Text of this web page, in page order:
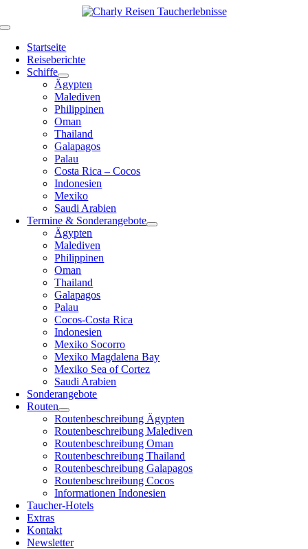
Inhalt
Toggle
NavigationStartseite
Reiseberichte
Schiffe
Ägypten
Malediven
Philippinen
Oman
Thailand
Galapagos
Palau
Costa Rica – Cocos
Indonesien
Mexiko
Saudi Arabien
Termine & Sonderangebote
Ägypten
Malediven
Philippinen
Oman
Thailand
Galapagos
Palau
Cocos-Costa Rica
Indonesien
Mexiko Socorro
Mexiko Magdalena Bay
Mexiko Sea of Cortez
Saudi Arabien
Sonderangebote
Routen
Routenbeschreibung Ägypten
Routenbeschreibung Malediven
Routenbeschreibung Oman
Routenbeschreibung Thailand
Routenbeschreibung Galapagos
Routenbeschreibung Cocos
Informationen Indonesien
Taucher-Hotels
Extras
Kontakt
Newsletter